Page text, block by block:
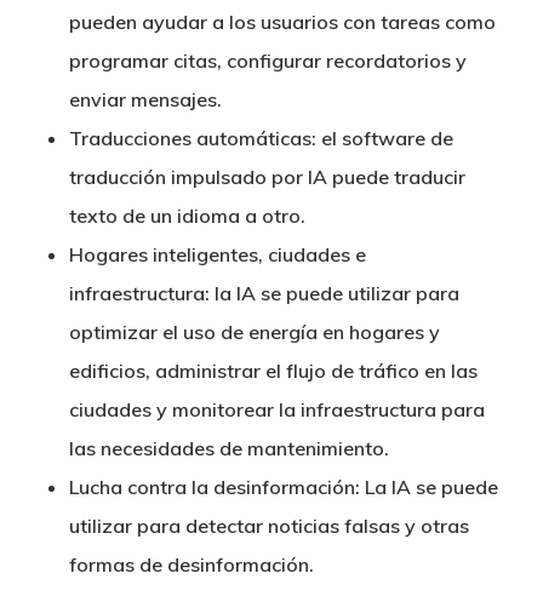
pueden ayudar a los usuarios con tareas como
programar citas, configurar recordatorios y
enviar mensajes.
Traducciones automáticas: el software de
traducción impulsado por IA puede traducir
texto de un idioma a otro.
Hogares inteligentes, ciudades e
infraestructura: la IA se puede utilizar para
optimizar el uso de energía en hogares y
edificios, administrar el flujo de tráfico en las
ciudades y monitorear la infraestructura para
las necesidades de mantenimiento.
Lucha contra la desinformación: La IA se puede
utilizar para detectar noticias falsas y otras
formas de desinformación.